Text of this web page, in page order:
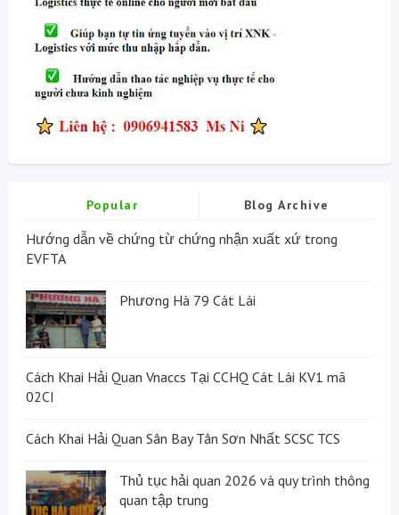
Popular Blog Archive
Hướng dẫn về chứng từ chứng nhận xuất xứ trong
EVFTA
Phương Hà 79 Cát Lái
Cách Khai Hải Quan Vnaccs Tại CCHQ Cát Lái KV1 mã
02CI
Cách Khai Hải Quan Sân Bay Tân Sơn Nhất SCSC TCS
Thủ tục hải quan 2026 và quy trình thông
quan tập trung